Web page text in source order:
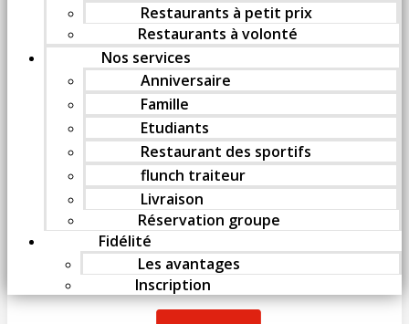
Restaurants à petit prix
Restaurants à volonté
Nos services
Anniversaire
Famille
Etudiants
Restaurant des sportifs
flunch traiteur
Livraison
Réservation groupe
Fidélité
Les avantages
Inscription